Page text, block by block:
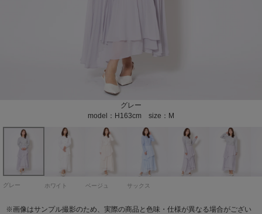
グレー
model：H163cm size：M
ホワイト
model：H163cm size：M
ベージュ
model：H163cm size：M
サックス
model：H163cm size：M
model：H163cm size：M color：グレー
model：H163cm size：M color：グレー
model：H163cm size：M color：グレー
model：H163cm size：M color：グレー
color：グレー
color：グレー
color：グレー
color：グレー
color：グレー
color：グレー
model：H163cm size：M color：グレー
model：H163cm size：M color：グレー
model：H163cm size：M color：ホワイト
model：H163cm size：M color：ホワイト
model：H163cm size：M color：ホワイト
model：H163cm size：M color：ホワイト
color：ホワイト
color：ホワイト
color：ホワイト
color：ホワイト
color：ホワイト
color：ホワイト
model：H163cm size：M color：ホワイト
model：H163cm size：M color：ホワイト
model：H163cm size：M color：ホワイト
model：H163cm size：M color：ホワイト
model：H163cm size：M color：ベージュ
model：H163cm size：M color：ベージュ
model：H163cm size：M color：ベージュ
model：H163cm size：M color：ベージュ
color：ベージュ
color：ベージュ
color：ベージュ
color：ベージュ
color：ベージュ
color：ベージュ
model：H163cm size：M color：ベージュ
model：H163cm size：M color：ベージュ
model：H163cm size：M color：サックス
model：H163cm size：M color：サックス
model：H163cm size：M color：サックス
model：H163cm size：M color：サックス
color：サックス
color：サックス
color：サックス
color：サックス
color：サックス
color：サックス
model：H163cm size：M color：サックス
グレー ホワイト ベージュ サックス
※画像はサンプル撮影のため、実際の商品と色味・仕様が異なる場合がござい